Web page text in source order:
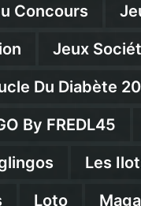
Concours
Jeux
Du Diabète
By FREDL45
Les
Loto